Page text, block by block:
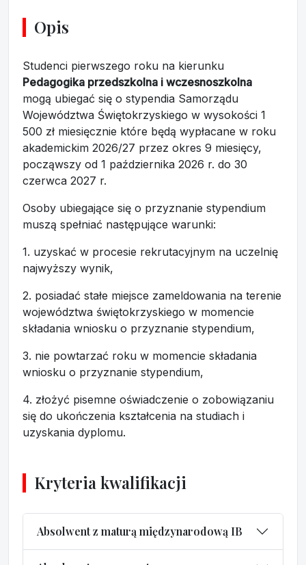
Opis
Studenci pierwszego roku na kierunku
Pedagogika przedszkolna i wczesnoszkolna
mogą ubiegać się o stypendia Samorządu
Województwa Świętokrzyskiego w wysokości 1
500 zł miesięcznie które będą wypłacane w roku
akademickim 2026/27 przez okres 9 miesięcy,
począwszy od 1 października 2026 r. do 30
czerwca 2027 r.
Osoby ubiegające się o przyznanie stypendium
muszą spełniać następujące warunki:
1. uzyskać w procesie rekrutacyjnym na uczelnię
najwyższy wynik,
2. posiadać stałe miejsce zameldowania na terenie
województwa świętokrzyskiego w momencie
składania wniosku o przyznanie stypendium,
3. nie powtarzać roku w momencie składania
wniosku o przyznanie stypendium,
4. złożyć pisemne oświadczenie o zobowiązaniu
się do ukończenia kształcenia na studiach i
uzyskania dyplomu.
Kryteria kwalifikacji
Absolwent z maturą międzynarodową IB